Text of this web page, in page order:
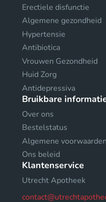
Erectiele disfunctie
Algemene gezondheid
Hypertensie
Antibiotica
Vrouwen Gezondheid
Huid Zorg
Antidepressiva
Bruikbare
Over ons
Bestelstatus
Algemene voorwaarden
Ons beleid
Klantenservice
Utrecht Apotheek